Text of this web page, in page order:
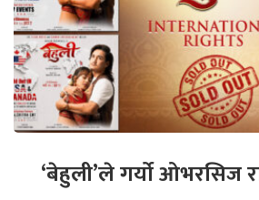
‘बेहुली’ले गर्यो ओभरसिज